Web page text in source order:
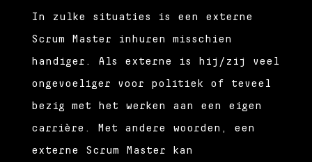
In zulke situaties is een externe
Scrum Master inhuren misschien
handiger. Als externe is hij/zij veel
ongevoeliger voor politiek of teveel
bezig met het werken aan een eigen
carrière. Met andere woorden, een
externe Scrum Master kan